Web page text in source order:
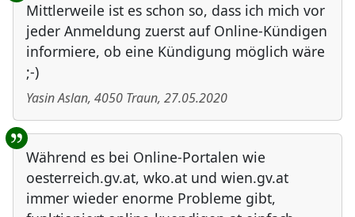
Mittlerweile ist es schon so, dass ich mich vor
jeder Anmeldung zuerst auf Online-Kündigen
informiere, ob eine Kündigung möglich wäre
;-)
Yasin Aslan, 4050 Traun, 27.05.2020
Während es bei Online-Portalen wie
oesterreich.gv.at, wko.at und wien.gv.at
immer wieder enorme Probleme gibt,